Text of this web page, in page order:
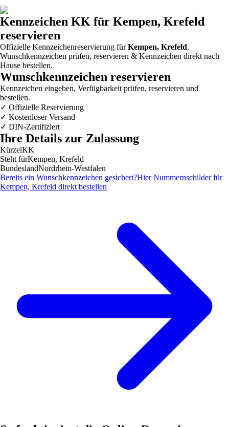
Kennzeichen KK für Kempen, Krefeld
reservieren
Offizielle Kennzeichenreservierung fürKempen, Krefeld.
Wunschkennzeichen prüfen, reservieren & Kennzeichen direkt nach
Hause bestellen.
Wunschkennzeichen reservieren
Kennzeichen eingeben, Verfügbarkeit prüfen, reservieren und
bestellen.
✓ Offizielle Reservierung
✓ Kostenloser Versand
✓ DIN-Zertifiziert
Ihre Details zur Zulassung
KürzelKK
Steht fürKempen, Krefeld
BundeslandNordrhein-Westfalen
Bereits ein Wunschkennzeichen gesichert?Hier Nummernschilder für
Kempen, Krefeld direkt bestellen